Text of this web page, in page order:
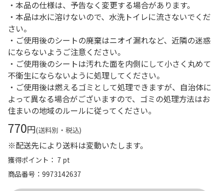
・本品の仕様は、予告なく変更する場合があります。
・本品は水に溶けないので、水洗トイレに流さないでくだ
さい。
・ご使用後のシートの廃棄はニオイ漏れなど、近隣の迷惑
にならないようご注意ください。
・ご使用後のシートは汚れた面を内側にして小さく丸めて
不衛生にならないように処理してください。
・ご使用後は燃えるゴミとして処理できますが、自治体に
よって異なる場合がございますので、ゴミの処理方法はお
住まいの地域のルールに従ってください。
770円(送料別・税込)
※配送先により送料は変動いたします。
獲得ポイント： 7 pt
商品番号
9973142637